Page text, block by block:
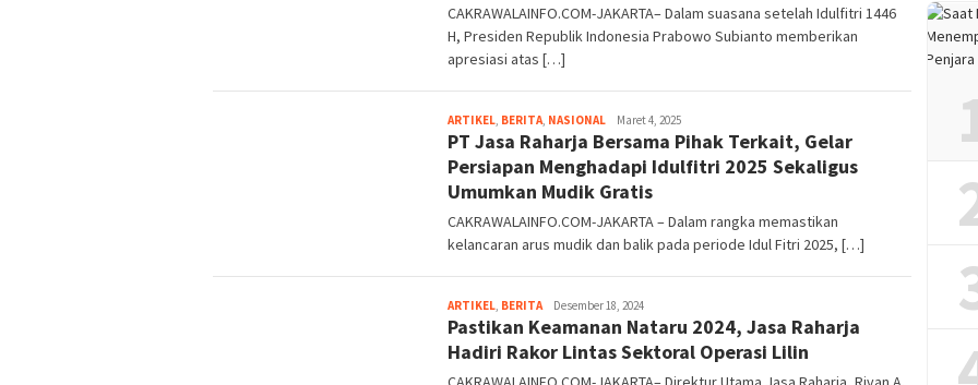
CAKRAWALAINFO.COM-JAKARTA– Dalam suasana setelah Idulfitri 1446
H, Presiden Republik Indonesia Prabowo Subianto memberikan
apresiasi atas […]
ARTIKEL, BERITA, NASIONAL Kusuma
Perwira
Maret 4, 2025
PT Jasa Raharja Bersama Pihak Terkait, Gelar
Persiapan Menghadapi Idulfitri 2025 Sekaligus
Umumkan Mudik Gratis
CAKRAWALAINFO.COM-JAKARTA – Dalam rangka memastikan
kelancaran arus mudik dan balik pada periode Idul Fitri 2025, […]
ARTIKEL, BERITAKusuma
Perwira
Desember 18, 2024
Pastikan Keamanan Nataru 2024, Jasa Raharja
Hadiri Rakor Lintas Sektoral Operasi Lilin